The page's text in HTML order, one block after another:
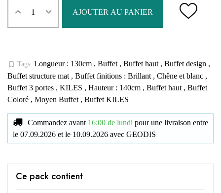
AJOUTER AU PANIER
bookmark_border Tags: Longueur : 130cm , Buffet , Buffet haut , Buffet design ,
Buffet structure mat , Buffet finitions : Brillant , Chêne et blanc ,
Buffet 3 portes , KILES , Hauteur : 140cm , Buffet haut , Buffet
Coloré , Moyen Buffet , Buffet KILES
Commandez avant 16:00 de lundi pour une livraison entre
le 07.09.2026 et le 10.09.2026 avec GEODIS
Ce pack contient